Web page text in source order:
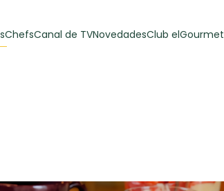
ChefsCanal de TVNovedadesClub elGourmet